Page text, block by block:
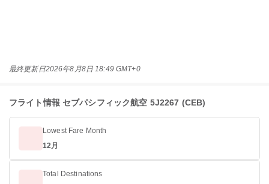
最終更新日2026年8月8日 18:49 GMT+0
フライト情報 セブパシフィック航空 5J2267 (CEB)
Lowest Fare Month
12月
Total Destinations